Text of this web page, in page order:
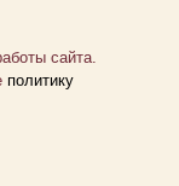
сайта.
политику